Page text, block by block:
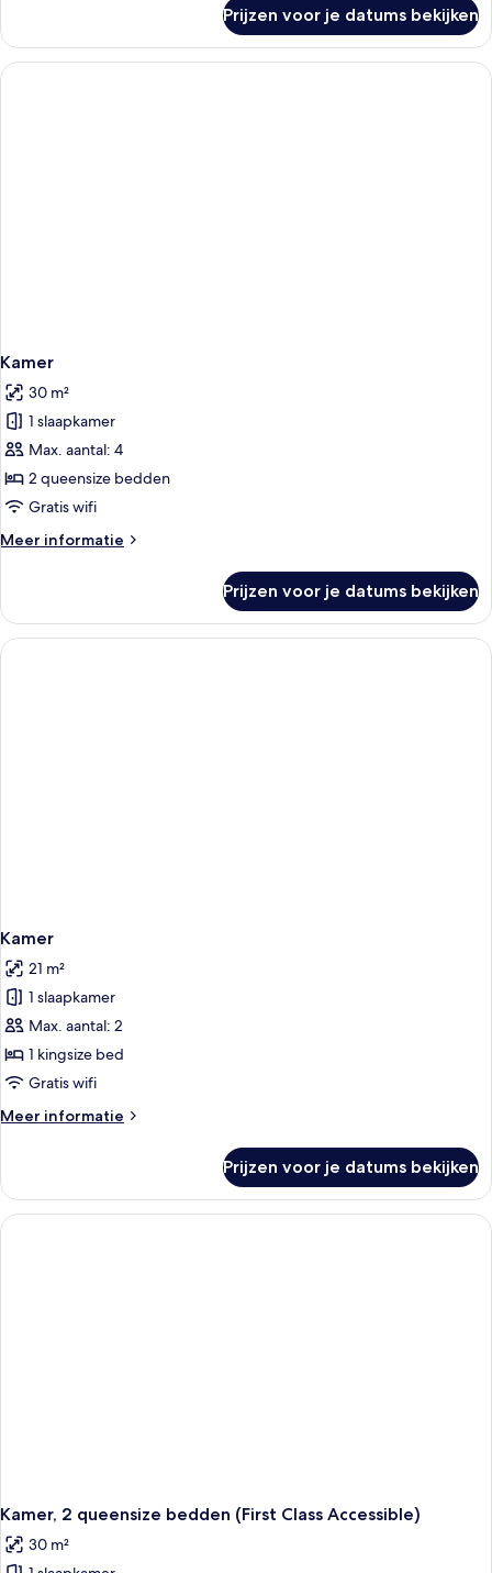
kamer,
kingsize
Prijzen voor je datums bekijken
Kamer
30 m²
1 slaapkamer
Max. aantal: 4
2 queensize bedden
Gratis wifi
Meer informatie
Meer
Prijzen voor je datums bekijken
Kamer
21 m²
1 slaapkamer
Max. aantal: 2
1 kingsize bed
Gratis wifi
Meer informatie
Meer
Prijzen voor je datums bekijken
Kamer, 2 queensize bedden (First Class Accessible)
30 m²